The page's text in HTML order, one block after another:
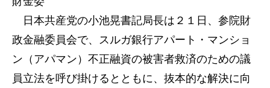
日本共産党の小池晃書記局長は２１日、参院財
政金融委員会で、スルガ銀行アパート・マンショ
ン（アパマン）不正融資の被害者救済のための議
員立法を呼び掛けるとともに、抜本的な解決に向